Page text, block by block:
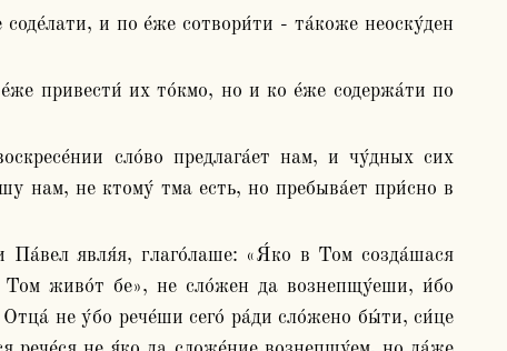
нам, не ктому́ тма есть, но пребыва́ет при́сно в
живо́т бе», не сло́жен да вознепщу́еши, и́бо
не у́бо рече́ши сего́ ра́ди сло́жено бы́ти, си́це